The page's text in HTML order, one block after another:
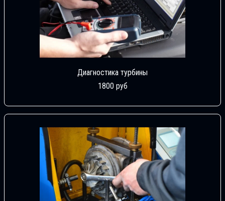
Диагностика турбины
1800 руб